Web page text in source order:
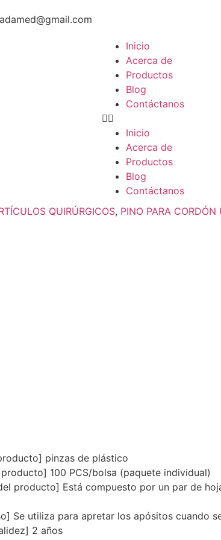
Inicio
Acerca de
Productos
Blog
Contáctanos
Inicio
Acerca de
Productos
Blog
Contáctanos
QUIRÚRGICOS, PINO PARA CORDÓN
pinzas de plástico
100 PCS/bolsa (paquete individual)
producto] Está compuesto por un par de
Se utiliza para apretar los apósitos cuando
2 años